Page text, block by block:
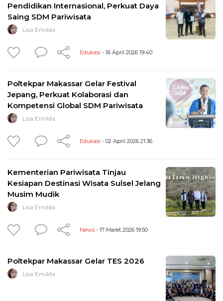
Pendidikan Internasional, Perkuat Daya
Saing SDM Pariwisata
Lisa Emilda
Edukasi - 16 April 2026 19:40
Poltekpar Makassar Gelar Festival
Jepang, Perkuat Kolaborasi dan
Kompetensi Global SDM Pariwisata
Lisa Emilda
Edukasi - 02 April 2026 21:36
Kementerian Pariwisata Tinjau
Kesiapan Destinasi Wisata Sulsel Jelang
Musim Mudik
Lisa Emilda
News - 17 Maret 2026 19:50
Poltekpar Makassar Gelar TES 2026
Lisa Emilda